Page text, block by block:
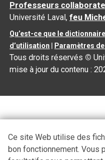
Professeurs
Université Laval,feu
Qu’est-ce que le
d’utilisation
Paramètres
Tous droits réservés ©
mise à jour du contenu :
Ce site Web utilise des
bon fonctionnement. Vous